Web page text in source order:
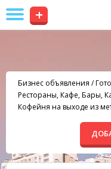
+
Бизнес объявления /
Рестораны, Кафе, Бары,
Кофейня на выходе из